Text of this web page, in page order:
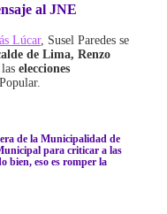
al JNE
Lúcar, Susel Paredes se
de Lima, Renzo
las elecciones
de la Municipalidad de
para criticar a las
bien, eso es romper la